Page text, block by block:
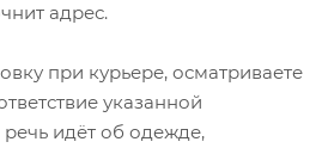
адрес.
при курьере, осматриваете
указанной
идёт об одежде,